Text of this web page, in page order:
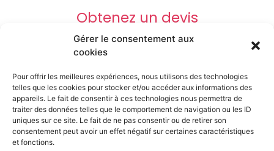
Gérer le consentement aux
cookies
Pour offrir les meilleures expériences, nous utilisons des technologies
telles que les cookies pour stocker et/ou accéder aux informations des
appareils. Le fait de consentir à ces technologies nous permettra de
traiter des données telles que le comportement de navigation ou les ID
uniques sur ce site. Le fait de ne pas consentir ou de retirer son
consentement peut avoir un effet négatif sur certaines caractéristiques
et fonctions.
Obtenez un devis
DEVIS OBSÈQUES
DEVIS PRÉVOYANCE
DEVIS MARBRERIE